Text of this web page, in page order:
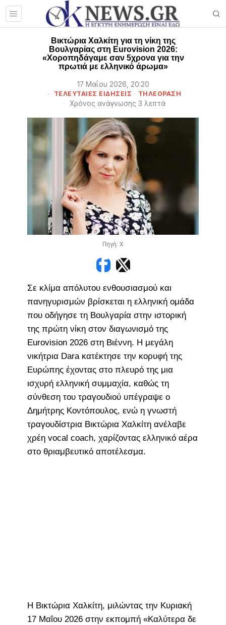
Βικτώρια Χαλκίτη για τη νίκη της
Βουλγαρίας στη Eurovision 2026:
«Χοροπηδάγαμε σαν 5χρονα για την
πρωτιά με ελληνικό άρωμα»
17 Μαΐου 2026, 20:20
ΤΕΛΕΥΤΑΙΕΣ ΕΙΔΗΣΕΙΣ · ΤΗΛΕΟΡΑΣΗ
Χρόνος ανάγνωσης 3 λεπτά
Πηγή: X
Σε κλίμα απόλυτου ενθουσιασμού και
πανηγυρισμών βρίσκεται η ελληνική ομάδα
που οδήγησε τη Βουλγαρία στην ιστορική
της πρώτη νίκη στον διαγωνισμό της
Eurovision 2026 στη Βιέννη. Η μεγάλη
νικήτρια Dara κατέκτησε την κορυφή της
Ευρώπης έχοντας στο πλευρό της μια
ισχυρή ελληνική συμμαχία, καθώς τη
σύνθεση του τραγουδιού υπέγραψε ο
Δημήτρης Κοντόπουλος, ενώ η γνωστή
τραγουδίστρια Βικτώρια Χαλκίτη ανέλαβε
χρέη vocal coach, χαρίζοντας ελληνικό αέρα
στο θριαμβευτικό αποτέλεσμα.
Η Βικτώρια Χαλκίτη, μιλώντας την Κυριακή
17 Μαΐου 2026 στην εκπομπή «Καλύτερα δε